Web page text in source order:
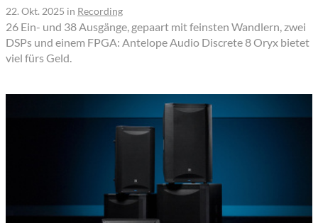
22. Okt. 2025 in Recording
26 Ein- und 38 Ausgänge, gepaart mit feinsten Wandlern, zwei
DSPs und einem FPGA: Antelope Audio Discrete 8 Oryx bietet
viel fürs Geld.